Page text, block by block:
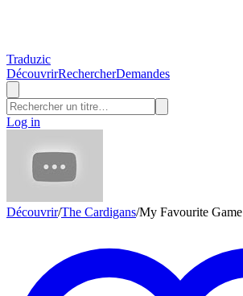
Traduzic
DécouvrirRechercherDemandes
Log in
Découvrir/The Cardigans/My Favourite Game